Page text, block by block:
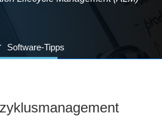
Software-Tipps